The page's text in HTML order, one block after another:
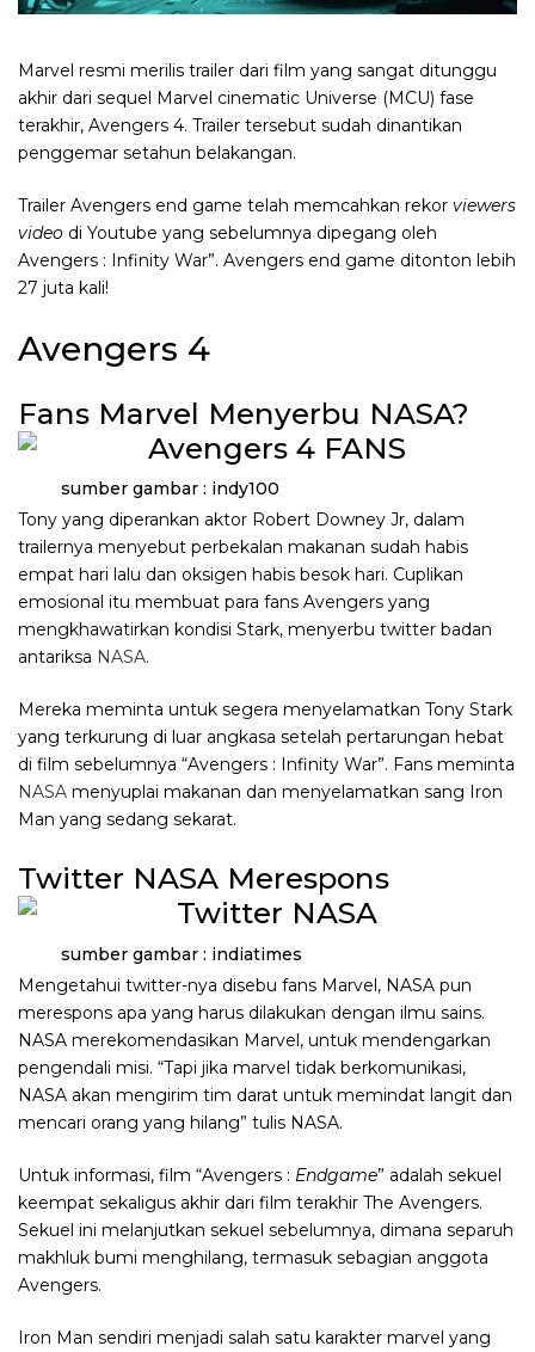
Marvel resmi merilis trailer dari film yang sangat ditunggu
akhir dari sequel Marvel cinematic Universe (MCU) fase
terakhir, Avengers 4. Trailer tersebut sudah dinantikan
penggemar setahun belakangan.
Trailer Avengers end game telah memcahkan rekor viewers
video di Youtube yang sebelumnya dipegang oleh
Avengers : Infinity War”. Avengers end game ditonton lebih
27 juta kali!
Avengers 4
Fans Marvel Menyerbu NASA?
sumber gambar : indy100
Tony yang diperankan aktor Robert Downey Jr, dalam
trailernya menyebut perbekalan makanan sudah habis
empat hari lalu dan oksigen habis besok hari. Cuplikan
emosional itu membuat para fans Avengers yang
mengkhawatirkan kondisi Stark, menyerbu twitter badan
antariksa NASA.
Mereka meminta untuk segera menyelamatkan Tony Stark
yang terkurung di luar angkasa setelah pertarungan hebat
di film sebelumnya “Avengers : Infinity War”. Fans meminta
NASA menyuplai makanan dan menyelamatkan sang Iron
Man yang sedang sekarat.
Twitter NASA Merespons
sumber gambar : indiatimes
Mengetahui twitter-nya disebu fans Marvel, NASA pun
merespons apa yang harus dilakukan dengan ilmu sains.
NASA merekomendasikan Marvel, untuk mendengarkan
pengendali misi. “Tapi jika marvel tidak berkomunikasi,
NASA akan mengirim tim darat untuk memindat langit dan
mencari orang yang hilang” tulis NASA.
Untuk informasi, film “Avengers : Endgame” adalah sekuel
keempat sekaligus akhir dari film terakhir The Avengers.
Sekuel ini melanjutkan sekuel sebelumnya, dimana separuh
makhluk bumi menghilang, termasuk sebagian anggota
Avengers.
Iron Man sendiri menjadi salah satu karakter marvel yang